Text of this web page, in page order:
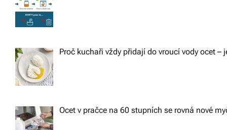
Proč kuchaři vždy přidají do vroucí vody ocet –
Ocet v pračce na 60 stupních se rovná nové